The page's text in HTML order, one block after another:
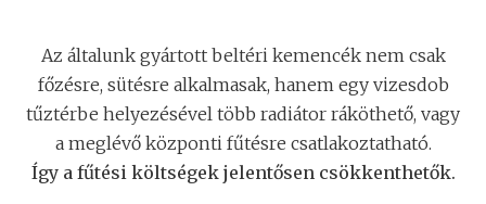
Az általunk gyártott beltéri kemencék nem csak
főzésre, sütésre alkalmasak, hanem egy vizesdob
tűztérbe helyezésével több radiátor ráköthető, vagy
a meglévő központi fűtésre csatlakoztatható.
Így a fűtési költségek jelentősen csökkenthetők.